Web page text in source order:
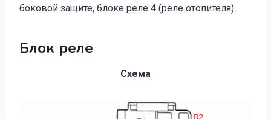
боковой защите, блоке реле 4 (реле отопителя).
Блок реле
Схема